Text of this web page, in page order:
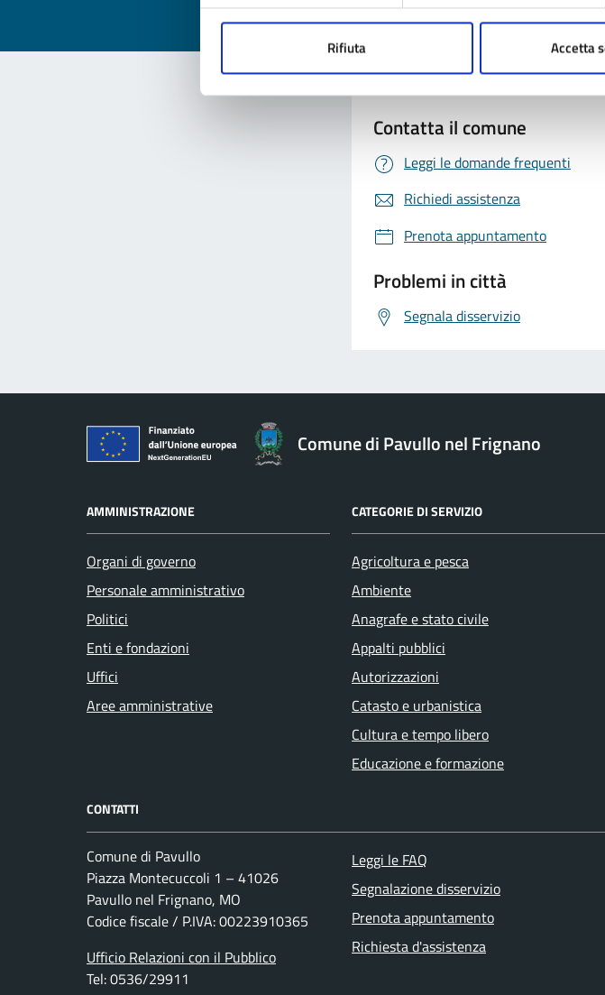
Rifiuta Accetta
Contatta il comune
Leggi le domande frequenti
Richiedi assistenza
Prenota appuntamento
Problemi in città
Segnala disservizio
Comune di Pavullo nel Frignano
AMMINISTRAZIONE
Organi di governo
Personale amministrativo
Politici
Enti e fondazioni
Uffici
Aree amministrative
CATEGORIE DI SERVIZIO
Agricoltura e pesca
Ambiente
Anagrafe e stato civile
Appalti pubblici
Autorizzazioni
Catasto e urbanistica
Cultura e tempo libero
Educazione e formazione
CONTATTI
Comune di Pavullo
Piazza Montecuccoli 1 – 41026
Pavullo nel Frignano, MO
Codice fiscale / P.IVA: 00223910365
Ufficio Relazioni con il Pubblico
Tel: 0536/29911
Leggi le FAQ
Segnalazione disservizio
Prenota appuntamento
Richiesta d'assistenza